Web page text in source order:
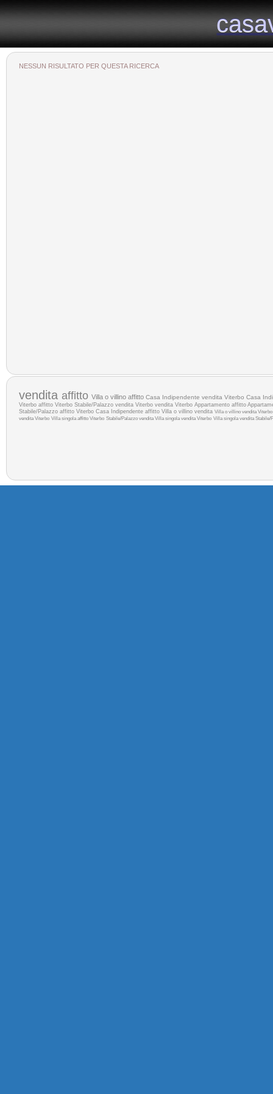
NESSUN RISULTATO PER QUESTA RICERCA
vendita affitto Villa o villino affitto Casa Indipendente vendita Viterbo Casa
Viterbo affitto Viterbo Stabile/Palazzo vendita Viterbo vendita Viterbo Appartamento affitto
Stabile/Palazzo affitto Viterbo Casa Indipendente affitto Villa o villino vendita Villa o villino vendita Viterbo
vendita Viterbo Villa singola affitto Viterbo Stabile/Palazzo venditaVilla singola vendita Viterbo Villa singola venditaStabile/